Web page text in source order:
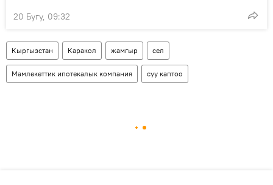
20 Бугу, 09:32
Кыргызстан Каракол жамгыр сел
Мамлекеттик ипотекалык компания суу каптоо